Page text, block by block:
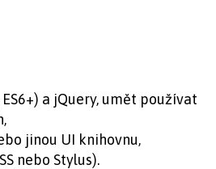
a jQuery, umět používat
jinou UI knihovnu,
nebo Stylus).